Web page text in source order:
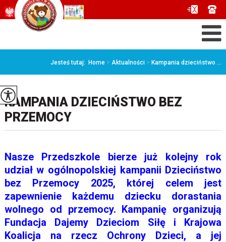
Jesteś tutaj: Home > Aktualności > Kampania dzieciństwo ...
KAMPANIA DZIECIŃSTWO BEZ
PRZEMOCY
Nasze Przedszkole bierze już kolejny rok
udział w ogólnopolskiej kampanii Dzieciństwo
bez Przemocy 2025, której celem jest
zapewnienie każdemu dziecku dorastania
wolnego od przemocy. Kampanię organizują
Fundacja Dajemy Dzieciom Siłę i Krajowa
Koalicja na rzecz Ochrony Dzieci, a jej